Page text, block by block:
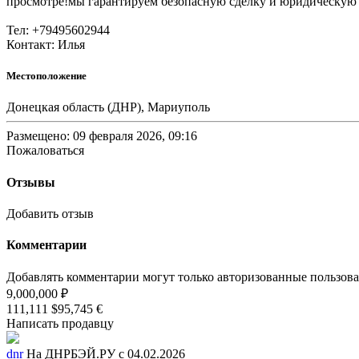
Тел: +79495602944
Контакт: Илья
Местоположение
Донецкая область (ДНР), Мариуполь
Размещено: 09 февраля 2026, 09:16
Пожаловаться
Отзывы
Добавить отзыв
Комментарии
Добавлять комментарии могут только авторизованные
9,000,000 ₽
111,111 $95,745 €
Написать продавцу
dnr На ДНРБЭЙ.РУ с 04.02.2026